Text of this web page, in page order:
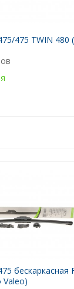
475 TWIN 480
бескаркасная
Valeo)